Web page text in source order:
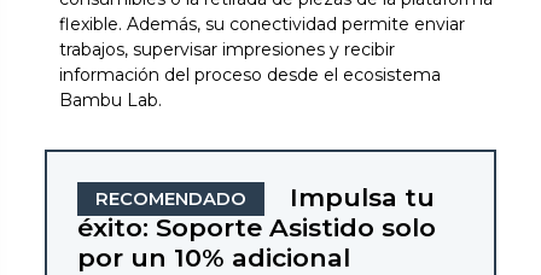
flexible. Además, su conectividad permite enviar
trabajos, supervisar impresiones y recibir
información del proceso desde el ecosistema
Bambu Lab.
RECOMENDADO
Impulsa tu
éxito: Soporte Asistido solo
por un 10% adicional